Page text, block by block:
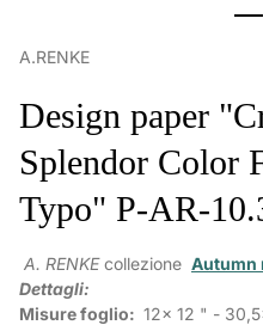
A.RENKE
Design paper
Splendor Color
Typo" P-AR-
A. RENKEcollezione Autumn
Dettagli:
Misure foglio: 12x 12 " -